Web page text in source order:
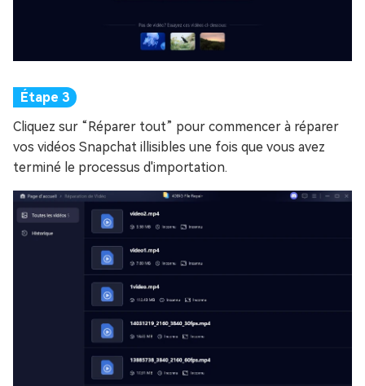
Cliquez sur “Réparer tout” pour commencer à réparer
vos vidéos Snapchat illisibles une fois que vous avez
terminé le processus d'importation.